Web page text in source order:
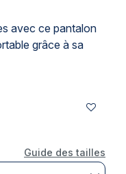
avec ce pantalon
grâce à sa
Guide des tailles